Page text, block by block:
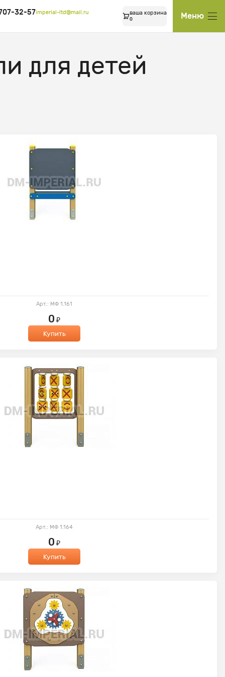
32-57imperial-ltd@mail.ru Меню
ваша корзина
0
для детей
Арт.: МФ 1.161
0 ₽
Купить
Арт.: МФ 1.164
0 ₽
Купить